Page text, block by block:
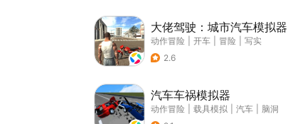
大佬驾驶：城市汽车模拟器
动作冒险 开车 冒险
写实
2.6
汽车车祸模拟器
动作冒险 载具模拟 汽车
脑洞